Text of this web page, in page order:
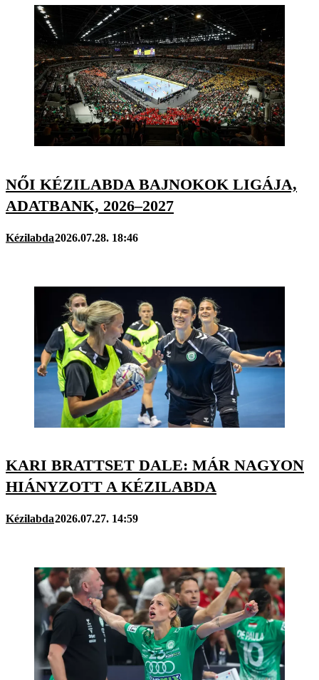
NŐI KÉZILABDA BAJNOKOK LIGÁJA,
ADATBANK, 2026–2027
Kézilabda2026.07.28. 18:46
KARI BRATTSET DALE: MÁR NAGYON
HIÁNYZOTT A KÉZILABDA
Kézilabda2026.07.27. 14:59